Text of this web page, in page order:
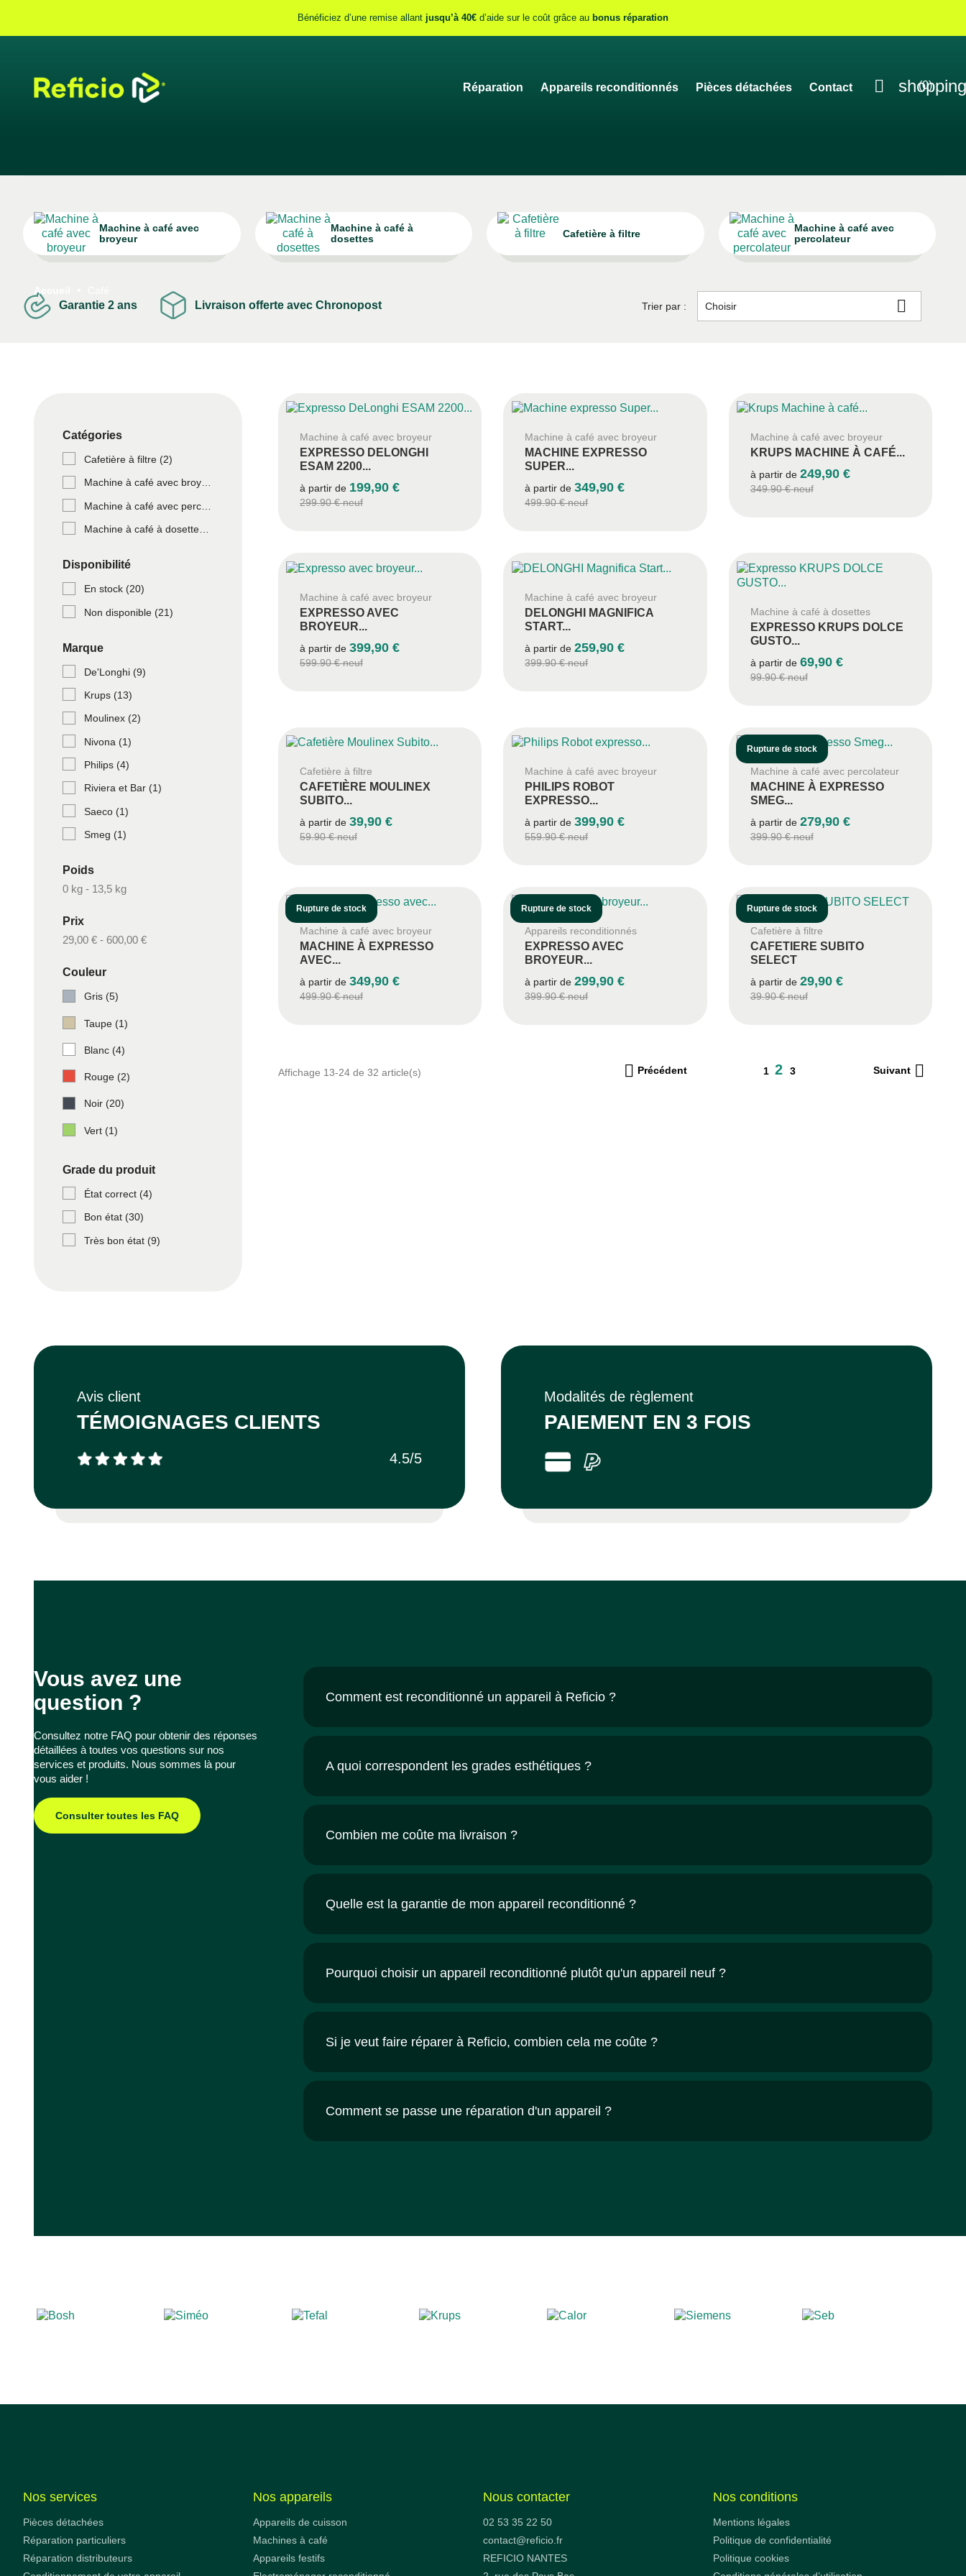
Bénéficiez d’une remise allant jusqu’à 40€ d’aide sur le coût grâce au bonus réparation
Réparation Appareils reconditionnés Pièces détachées Contact  (0)
Accueil
Machine à café avec
broyeur
Machine à café à
dosettes
Cafetière à filtre
Machine à café avec
percolateur
Garantie 2 ans Livraison offerte avec Chronopost Trier par : Choisir 
Catégories
Cafetière à filtre (2)
Machine à café avec broyeur
Disponibilité
En stock (20)
Non disponible (21)
Marque
De'Longhi (9)
Krups (13)
Moulinex (2)
Nivona (1)
Philips (4)
Riviera et Bar (1)
Saeco (1)
Smeg (1)
Poids
0 kg - 13,5 kg
Prix
29,00 € - 600,00 €
Couleur
Gris (5)
Taupe (1)
Blanc (4)
Rouge (2)
Noir (20)
Vert (1)
Grade du produit
État correct (4)
Bon état (30)
Très bon état (9)
Machine à café avec broyeur
EXPRESSO DELONGHI
ESAM 2200...
à partir de 199,90 €
299.90 € neuf
Machine à café avec broyeur
MACHINE EXPRESSO
SUPER...
à partir de349,90 €
499.90 € neuf
Machine à café avec broyeur
KRUPS MACHINE À CAFÉ...
à partir de 249,90 €
349.90 € neuf
Machine à café avec broyeur
EXPRESSO AVEC
BROYEUR...
à partir de 399,90 €
599.90 € neuf
Machine à café avec broyeur
DELONGHI MAGNIFICA
START...
à partir de259,90 €
399.90 € neuf
Machine à café à dosettes
EXPRESSO KRUPS DOLCE
GUSTO...
à partir de 69,90 €
99.90 € neuf
Cafetière à filtre
CAFETIÈRE MOULINEX
SUBITO...
à partir de 39,90 €
59.90 € neuf
Machine à café avec broyeur
PHILIPS ROBOT
EXPRESSO...
à partir de399,90 €
559.90 € neuf
Machine à café avec percolateur
MACHINE À EXPRESSO
SMEG...
à partir de 279,90 €
399.90 € neuf
Rupture de stock
Machine à café avec broyeur
MACHINE À EXPRESSO
AVEC...
à partir de 349,90 €
499.90 € neuf
Rupture de stock
Appareils reconditionnés
EXPRESSO AVEC
BROYEUR...
à partir de299,90 €
399.90 € neuf
Rupture de stock
Cafetière à filtre
CAFETIERE SUBITO
SELECT
à partir de 29,90 €
39.90 € neuf
Rupture de stock
Affichage 13-24 de 32 article(s)  Précédent 1 2 3 Suivant 
Avis client
TÉMOIGNAGES CLIENTS
4.5/5
Modalités de règlement
PAIEMENT EN 3 FOIS
Vous avez une
question ?
Consultez notre FAQ pour obtenir des réponses
détaillées à toutes vos questions sur nos
services et produits. Nous sommes là pour
vous aider !
Consulter toutes les FAQ
Comment est reconditionné un appareil à Reficio ?
A quoi correspondent les grades esthétiques ?
Combien me coûte ma livraison ?
Quelle est la garantie de mon appareil reconditionné ?
Pourquoi choisir un appareil reconditionné plutôt qu'un appareil neuf ?
Si je veut faire réparer à Reficio, combien cela me coûte ?
Comment se passe une réparation d'un appareil ?
Nos services
Pièces détachées
Réparation particuliers
Réparation distributeurs
Nos appareils
Appareils de cuisson
Machines à café
Appareils festifs
Nous contacter
02 53 35 22 50
contact@reficio.fr
REFICIO NANTES
Nos conditions
Mentions légales
Politique de confidentialité
Politique cookies